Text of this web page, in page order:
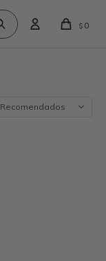
$ 0
Recomendados